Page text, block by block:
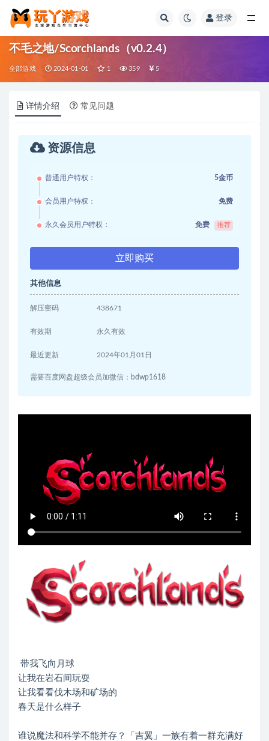
登录
不毛之地/Scorchlands（v0.2.4）
全部游戏 2024-01-01 1 359 5
详情介绍 常见问题
资源信息
普通用户特权： 5金币
会员用户特权： 免费
永久会员用户特权： 免费 推荐
立即购买
其他信息
解压密码 438671
有效期 永久有效
最近更新 2024年01月01日
需要百度网盘超级会员加微信：bdwp1618
带我飞向月球
让我在岩石间玩耍
让我看看伐木场和矿场的
春天是什么样子
谁说魔法和科学不能并存？「吉翼」一族有着一群充满好